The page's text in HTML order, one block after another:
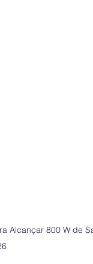
Alcançar 800 W de